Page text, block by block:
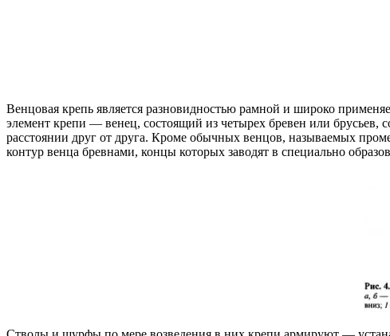
Венцовая крепь является разновидностью рамной и широко
элемент крепи — венец, состоящий из четырех бревен или
расстоянии друг от друга. Кроме обычных венцов, называемых
контур венца бревнами, концы которых заводят в специально